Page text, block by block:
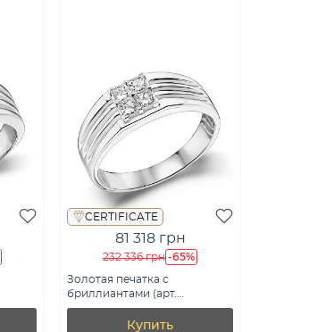
CERTIFICATE
81 318 грн
232 336 грн -65%
Золотая печатка с
бриллиантами (арт.
К341434040б)
Купить